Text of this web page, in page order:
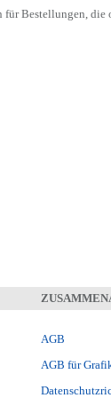
für Bestellungen, die
AGB
AGB für